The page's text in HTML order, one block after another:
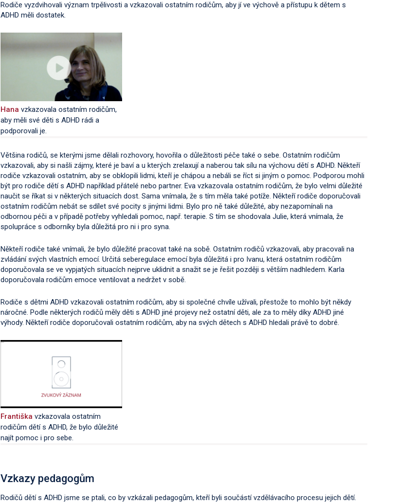
Rodiče vyzdvihovali význam trpělivosti a vzkazovali ostatním rodičům, aby jí ve výchově a přístupu k dětem s
ADHD měli dostatek.
Hana vzkazovala ostatním rodičům,
aby měli své děti s ADHD rádi a
podporovali je.
Většina rodičů, se kterými jsme dělali rozhovory, hovořila o důležitosti péče také o sebe. Ostatním rodičům
vzkazovali, aby si našli zájmy, které je baví a u kterých zrelaxují a naberou tak sílu na výchovu dětí s ADHD. Někteří
rodiče vzkazovali ostatním, aby se obklopili lidmi, kteří je chápou a nebáli se říct si jiným o pomoc. Podporou mohli
být pro rodiče dětí s ADHD například přátelé nebo partner. Eva vzkazovala ostatním rodičům, že bylo velmi důležité
naučit se říkat si v některých situacích dost. Sama vnímala, že s tím měla také potíže. Někteří rodiče doporučovali
ostatním rodičům nebát se sdílet své pocity s jinými lidmi. Bylo pro ně také důležité, aby nezapomínali na
odbornou péči a v případě potřeby vyhledali pomoc, např. terapie. S tím se shodovala Julie, která vnímala, že
spolupráce s odborníky byla důležitá pro ni i pro syna.
Někteří rodiče také vnímali, že bylo důležité pracovat také na sobě. Ostatním rodičů vzkazovali, aby pracovali na
zvládání svých vlastních emocí. Určitá seberegulace emocí byla důležitá i pro Ivanu, která ostatním rodičům
doporučovala se ve vypjatých situacích nejprve uklidnit a snažit se je řešit později s větším nadhledem. Karla
doporučovala rodičům emoce ventilovat a nedržet v sobě.
Rodiče s dětmi ADHD vzkazovali ostatním rodičům, aby si společné chvíle užívali, přestože to mohlo být někdy
náročné. Podle některých rodičů měly děti s ADHD jiné projevy než ostatní děti, ale za to měly díky ADHD jiné
výhody. Někteří rodiče doporučovali ostatním rodičům, aby na svých dětech s ADHD hledali právě to dobré.
Františka vzkazovala ostatním
rodičům dětí s ADHD, že bylo důležité
najít pomoc i pro sebe.
Vzkazy pedagogům
Rodičů dětí s ADHD jsme se ptali, co by vzkázali pedagogům, kteří byli součástí vzdělávacího procesu jejich dětí.